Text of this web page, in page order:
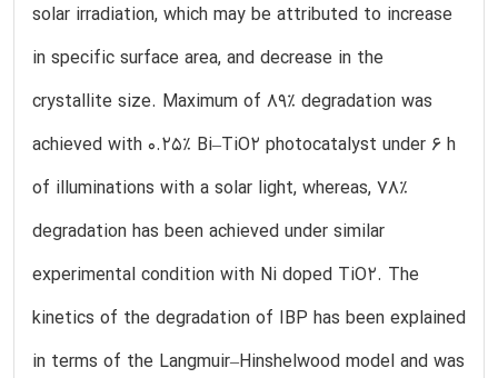
solar irradiation, which may be attributed to increase
in specific surface area, and decrease in the
crystallite size. Maximum of 89% degradation was
achieved with 0.25% Bi–TiO2 photocatalyst under 6 h
of illuminations with a solar light, whereas, 78%
degradation has been achieved under similar
experimental condition with Ni doped TiO2. The
kinetics of the degradation of IBP has been explained
in terms of the Langmuir–Hinshelwood model and was